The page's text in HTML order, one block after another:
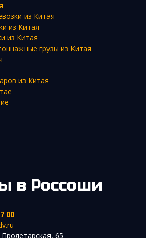
из Китая
из Китая
из Китая
грузы из Китая
из Китая
в Россоши
00
Пролетарская, 65